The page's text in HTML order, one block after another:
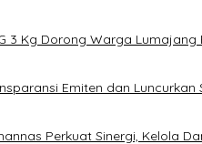
3 Kg Dorong Warga
Emiten dan
Perkuat Sinergi, Kelola